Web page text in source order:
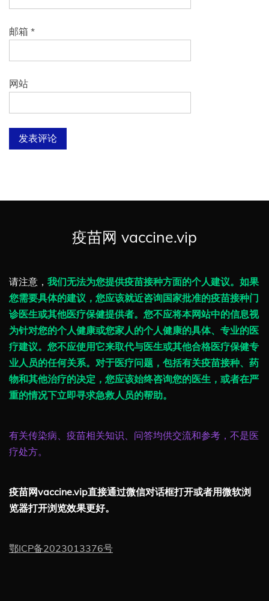
邮箱 *
网站
疫苗网 vaccine.vip
请注意， 我们无法为您提供疫苗接种方面的个人建议。如果
您需要具体的建议，您应该就近咨询国家批准的疫苗接种门
诊医生或其他医疗保健提供者。您不应将本网站中的信息视
为针对您的个人健康或您家人的个人健康的具体、专业的医
疗建议。您不应使用它来取代与医生或其他合格医疗保健专
业人员的任何关系。对于医疗问题，包括有关疫苗接种、药
物和其他治疗的决定，您应该始终咨询您的医生，或者在严
重的情况下立即寻求急救人员的帮助。
有关传染病、疫苗相关知识、问答均供交流和参考，不是医
疗处方。
疫苗网vaccine.vip直接通过微信对话框打开或者用微软浏
览器打开浏览效果更好。
鄂ICP备2023013376号